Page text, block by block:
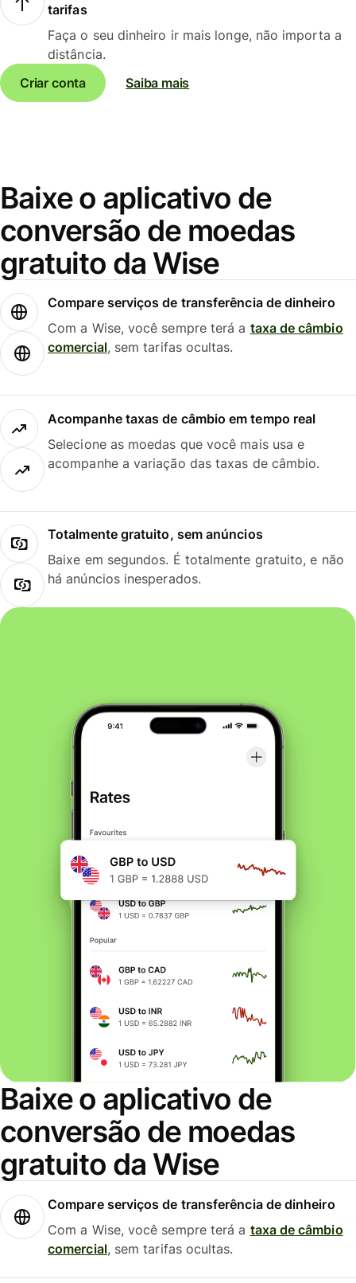
tarifas
Faça o seu dinheiro ir mais longe, não importa a
distância.
Criar conta
Saiba mais
Baixe o aplicativo de
conversão de moedas
gratuito da Wise
Compare serviços de transferência de dinheiro
Com a Wise, você sempre terá a taxa de câmbio
comercial, sem tarifas ocultas.
Acompanhe taxas de câmbio em tempo real
Selecione as moedas que você mais usa e
acompanhe a variação das taxas de câmbio.
Totalmente gratuito, sem anúncios
Baixe em segundos. É totalmente gratuito, e não
há anúncios inesperados.
Baixe o aplicativo de
conversão de moedas
gratuito da Wise
Compare serviços de transferência de dinheiro
Com a Wise, você sempre terá a taxa de câmbio
comercial, sem tarifas ocultas.